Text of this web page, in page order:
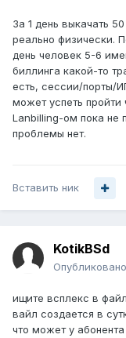
За 1 день выкачать
реально физически.
день человек 5-6
биллинга какой-то
есть, сессии/порты/
может успеть пройти
Lanbilling-ом пока не
проблемы нет.
Вставить ник
KotikBSd
Опубликовано
ищите всплекс в
вайл создается в
что может у